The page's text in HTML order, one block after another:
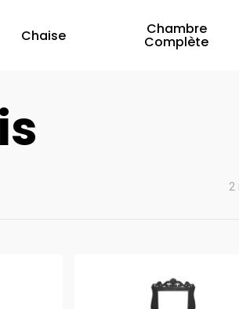
Chaise Chambre
Complète
2